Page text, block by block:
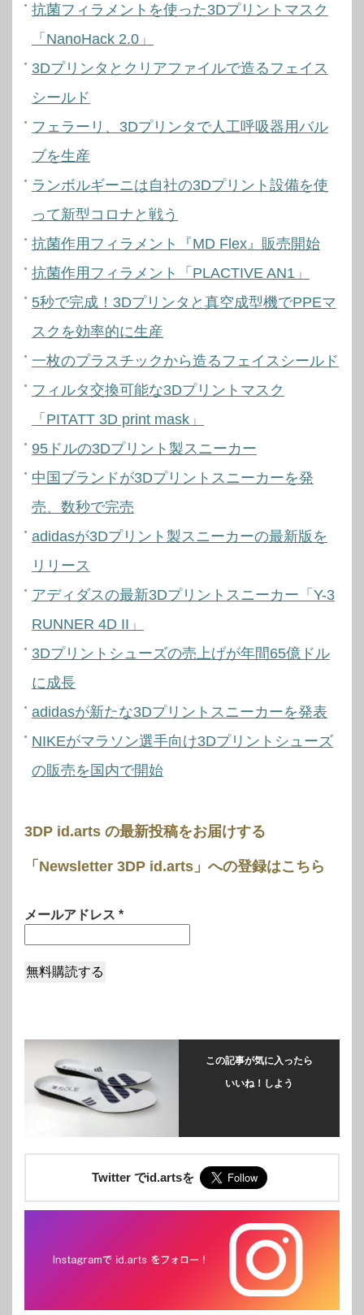
抗菌フィラメントを使った3Dプリントマスク
「NanoHack 2.0」
3Dプリンタとクリアファイルで造るフェイス
シールド
フェラーリ、3Dプリンタで人工呼吸器用バル
ブを生産
ランボルギーニは自社の3Dプリント設備を使
って新型コロナと戦う
抗菌作用フィラメント『MD Flex』販売開始
抗菌作用フィラメント「PLACTIVE AN1」
5秒で完成！3Dプリンタと真空成型機でPPEマ
スクを効率的に生産
一枚のプラスチックから造るフェイスシールド
フィルタ交換可能な3Dプリントマスク
「PITATT 3D print mask」
95ドルの3Dプリント製スニーカー
中国ブランドが3Dプリントスニーカーを発
売、数秒で完売
adidasが3Dプリント製スニーカーの最新版を
リリース
アディダスの最新3Dプリントスニーカー「Y-3
RUNNER 4D II」
3Dプリントシューズの売上げが年間65億ドル
に成長
adidasが新たな3Dプリントスニーカーを発表
NIKEがマラソン選手向け3Dプリントシューズ
の販売を国内で開始
3DP id.arts の最新投稿をお届けする
「Newsletter 3DP id.arts」への登録はこちら
メールアドレス *
この記事が気に入ったら
いいね！しよう
Twitter でid.artsを